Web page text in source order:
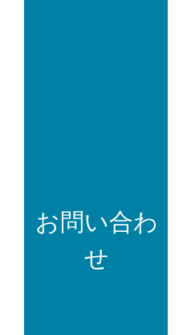
お問い合わ
せ